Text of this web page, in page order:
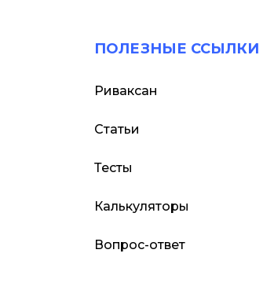
ПОЛЕЗНЫЕ ССЫЛКИ
Риваксан
Статьи
Тесты
Калькуляторы
Вопрос-ответ